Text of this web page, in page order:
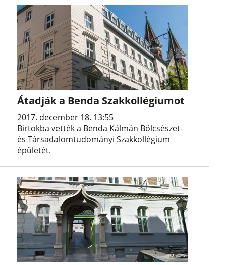
Átadják a Benda Szakkollégiumot
2017. december 18. 13:55
Birtokba vették a Benda Kálmán Bölcsészet-
és Társadalomtudományi Szakkollégium
épületét.